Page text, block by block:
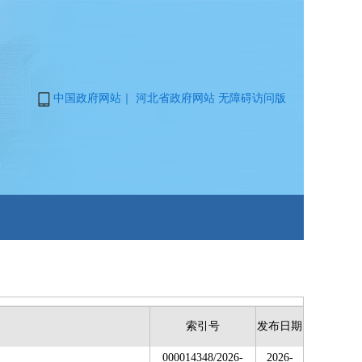
中国政府网站 河北省政府网站 无障碍访问版
索引号 发布日期
000014348/2026- 2026-